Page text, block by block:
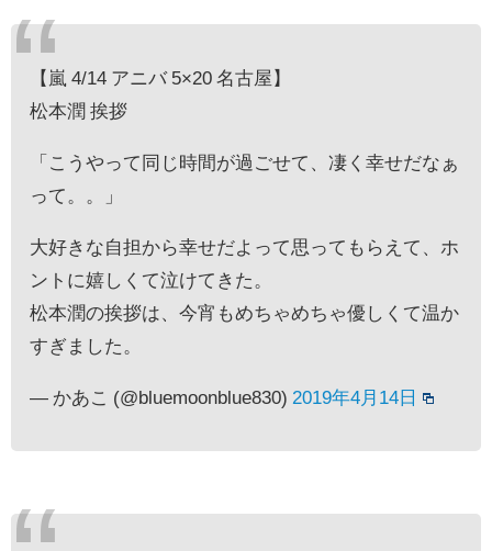
【嵐 4/14 アニバ 5×20 名古屋】
松本潤 挨拶
「こうやって同じ時間が過ごせて、凄く幸せだなぁ
って。。」
大好きな自担から幸せだよって思ってもらえて、ホ
ントに嬉しくて泣けてきた。
松本潤の挨拶は、今宵もめちゃめちゃ優しくて温か
すぎました。
— かあこ (@bluemoonblue830) 2019年4月14日